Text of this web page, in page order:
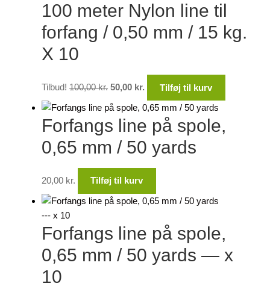
100 meter Nylon line til
forfang / 0,50 mm / 15 kg.
X 10
Tilbud! 100,00kr.
pris
var:
100,00 kr..
50,00 kr.
pris
er:
50,00 kr..
Tilføj til kurv
Forfangs line på spole,
0,65 mm / 50 yards
20,00 kr. Tilføj til kurv
Forfangs line på spole,
0,65 mm / 50 yards — x
10